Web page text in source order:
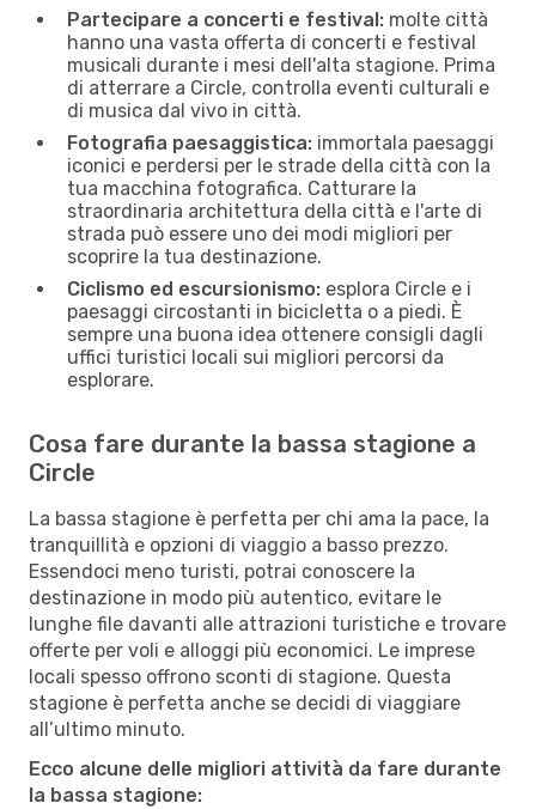
Partecipare a concerti e festival: molte città
hanno una vasta offerta di concerti e festival
musicali durante i mesi dell'alta stagione. Prima
di atterrare a Circle, controlla eventi culturali e
di musica dal vivo in città.
Fotografia paesaggistica: immortala paesaggi
iconici e perdersi per le strade della città con la
tua macchina fotografica. Catturare la
straordinaria architettura della città e l'arte di
strada può essere uno dei modi migliori per
scoprire la tua destinazione.
Ciclismo ed escursionismo: esplora Circle e i
paesaggi circostanti in bicicletta o a piedi. È
sempre una buona idea ottenere consigli dagli
uffici turistici locali sui migliori percorsi da
esplorare.
Cosa fare durante la bassa stagione a
Circle
La bassa stagione è perfetta per chi ama la pace, la
tranquillità e opzioni di viaggio a basso prezzo.
Essendoci meno turisti, potrai conoscere la
destinazione in modo più autentico, evitare le
lunghe file davanti alle attrazioni turistiche e trovare
offerte per voli e alloggi più economici. Le imprese
locali spesso offrono sconti di stagione. Questa
stagione è perfetta anche se decidi di viaggiare
all’ultimo minuto.
Ecco alcune delle migliori attività da fare durante
la bassa stagione: